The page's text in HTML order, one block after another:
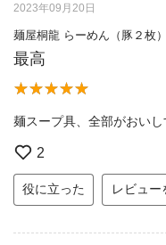
2023年09月20日
麺屋桐龍 らーめん（豚２枚
最高
麺スープ具、全部がおいし
2
役に立った レビュー